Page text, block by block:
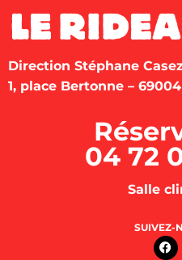
Direction Stéphane
1, place Bertonne –
04 72
Salle
SUIVEZ-